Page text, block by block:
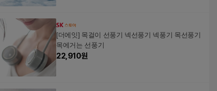
[더에잇] 목걸이 선풍기 넥선풍기 넥풍기 목선풍기
목에거는 선풍기
22,910원